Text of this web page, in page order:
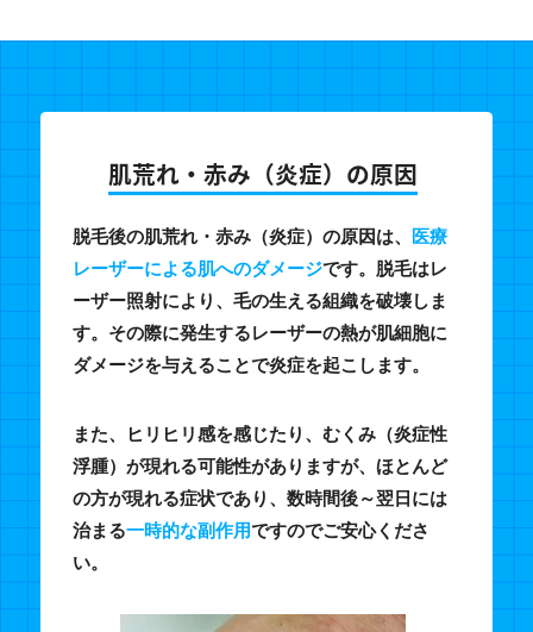
肌荒れ・赤み（炎症）の原因
脱毛後の肌荒れ・赤み（炎症）の原因は、
医療
レーザーによる肌へのダメージです。脱毛はレ
ーザー照射により、毛の生える組織を破壊しま
す。その際に発生するレーザーの熱が肌細胞に
ダメージを与えることで炎症を起こします。
また、ヒリヒリ感を感じたり、むくみ（炎症性
浮腫）が現れる可能性がありますが、ほとんど
の方が現れる症状であり、数時間後～翌日には
治まる一時的な副作用ですのでご安心くださ
い。